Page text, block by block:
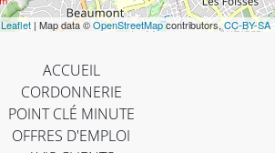
Leaflet| Map data ©OpenStreetMapcontributors,CC-BY-SA
ACCUEIL
CORDONNERIE
POINT CLÉ MINUTE
OFFRES D'EMPLOI